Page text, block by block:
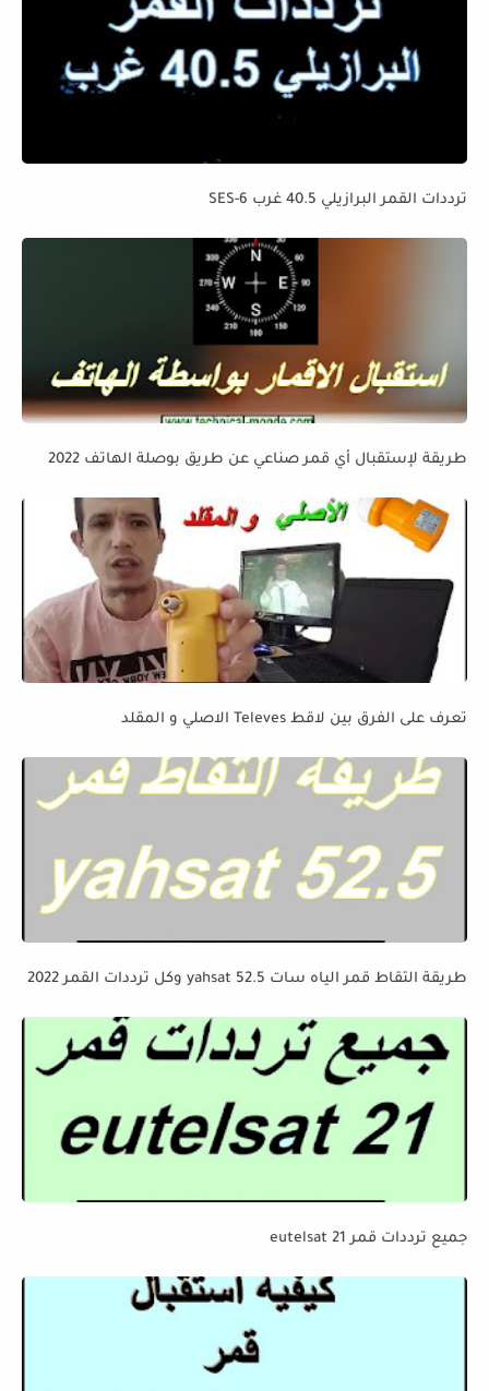
ترددات القمر البرازيلي 40.5 غرب SES-6
طريقة لإستقبال أي قمر صناعي عن طريق بوصلة الهاتف 2022
تعرف على الفرق بين لاقط Televes الاصلي و المقلد
طريقة التقاط قمر الياه سات yahsat 52.5 وكل ترددات القمر 2022
جميع ترددات قمر eutelsat 21